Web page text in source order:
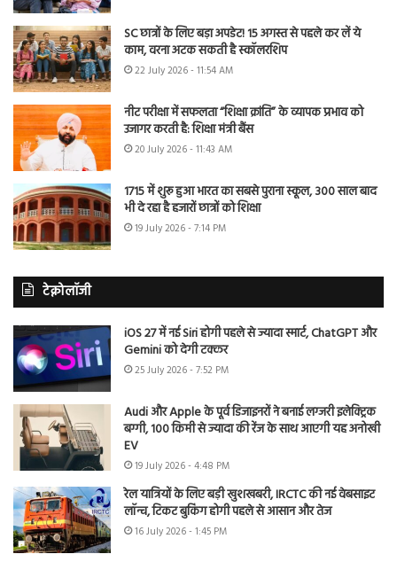
SC छात्रों के लिए बड़ा अपडेट! 15 अगस्त से पहले कर लें ये
काम, वरना अटक सकती है स्कॉलरशिप
22 July 2026 - 11:54 AM
नीट परीक्षा में सफलता “शिक्षा क्रांति” के व्यापक प्रभाव को
उजागर करती है: शिक्षा मंत्री बैंस
20 July 2026 - 11:43 AM
1715 में शुरू हुआ भारत का सबसे पुराना स्कूल, 300 साल बाद
भी दे रहा है हजारों छात्रों को शिक्षा
19 July 2026 - 7:14 PM
टेक्नोलॉजी
iOS 27 में नई Siri होगी पहले से ज्यादा स्मार्ट, ChatGPT और
Gemini को देगी टक्कर
25 July 2026 - 7:52 PM
Audi और Apple के पूर्व डिजाइनरों ने बनाई लग्जरी इलेक्ट्रिक
बग्गी, 100 किमी से ज्यादा की रेंज के साथ आएगी यह अनोखी
EV
19 July 2026 - 4:48 PM
रेल यात्रियों के लिए बड़ी खुशखबरी, IRCTC की नई वेबसाइट
लॉन्च, टिकट बुकिंग होगी पहले से आसान और तेज
16 July 2026 - 1:45 PM